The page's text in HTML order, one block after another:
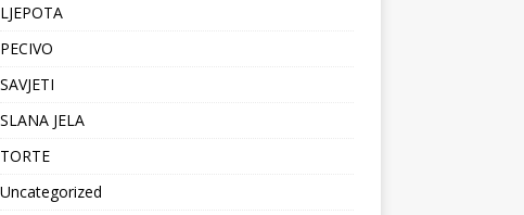
LJEPOTA
PECIVO
SAVJETI
SLANA JELA
TORTE
Uncategorized